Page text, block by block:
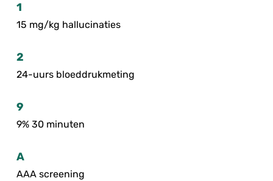
1
15 mg/kg hallucinaties
2
24-uurs bloeddrukmeting
9
9% 30 minuten
A
AAA screening